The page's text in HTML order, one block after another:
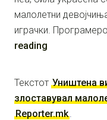
малолетни
играчки.
reading
Текстот Уништена
злоставувал
Reporter.mk.